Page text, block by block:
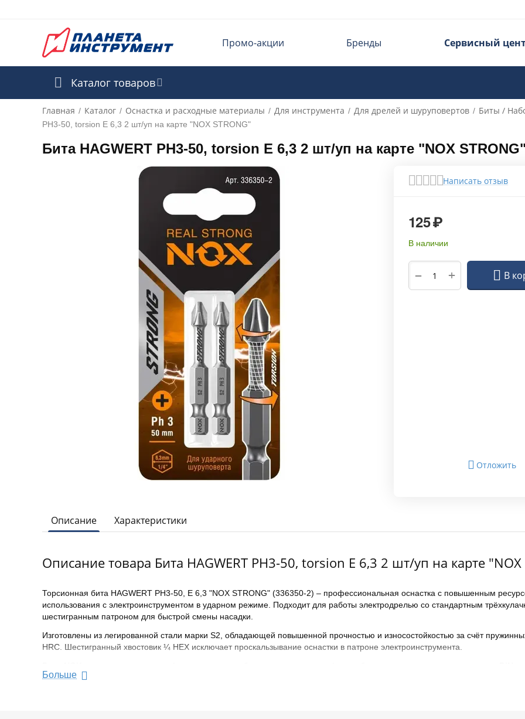
Промо-акции Бренды Сервисный
Каталог товаров
Главная / Каталог / Оснастка и расходные материалы / Для инструмента / Для дрелей и шуруповертов / Биты /
PH3-50, torsion E 6,3 2 шт/уп на карте "NOX STRONG"
Бита HAGWERT PH3-50, torsion E 6,3 2 шт/уп на карте "NOX STRONG"
Написать отзыв
125₽
В наличии
+
− В
Отложить
Описание Характеристики
Описание товара Бита HAGWERT PH3-50, torsion E 6,3 2 шт/уп на карте "NOX
Торсионная бита HAGWERT PH3-50, E 6,3 "NOX STRONG" (336350-2) – профессиональная оснастка c повышенным
использования с электроинструментом в ударном режиме. Подходит для работы электродрелью со стандартным
шестигранным патроном для быстрой смены насадки.
Изготовлены из легированной стали марки S2, обладающей повышенной прочностью и износостойкостью за счёт
HRC. Шестигранный хвостовик ¼ HEX исключает проскальзывание оснастки в патроне электроинструмента.
длина 50 мм. В наборе 2 шт.
Больше